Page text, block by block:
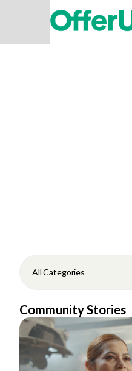
All Categories
Community Stories